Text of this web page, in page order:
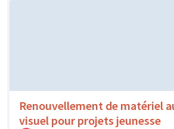
Renouvellement de matériel
visuel pour projets jeunesse